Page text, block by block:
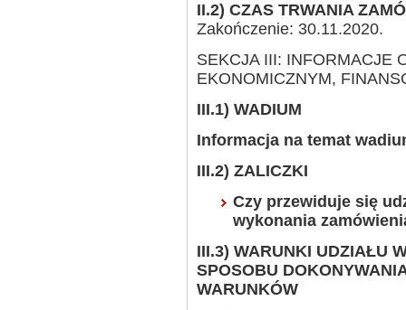
II.2) CZAS TRWANIA
Zakończenie: 30.11.2020.
SEKCJA III: INFORMACJE
EKONOMICZNYM,
III.1) WADIUM
Informacja na temat
III.2) ZALICZKI
Czy przewiduje się
wykonania
III.3) WARUNKI UDZIAŁU
SPOSOBU
WARUNKÓW